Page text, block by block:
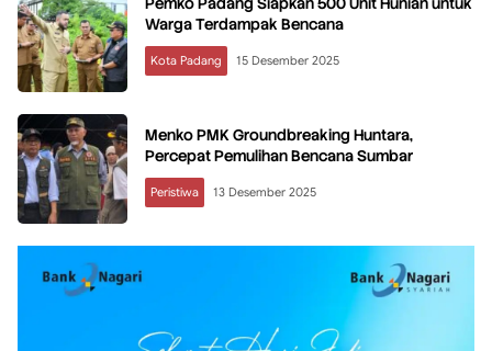
Warga Terdampak Bencana
Kota Padang 15 Desember 2025
Menko PMK Groundbreaking Huntara,
Percepat Pemulihan Bencana Sumbar
Peristiwa 13 Desember 2025